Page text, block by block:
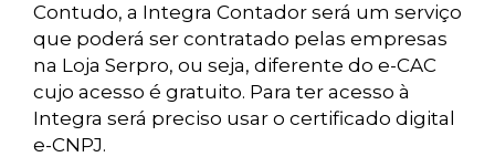
Contudo, a Integra Contador será um serviço
que poderá ser contratado pelas empresas
na Loja Serpro, ou seja, diferente do e-CAC
cujo acesso é gratuito. Para ter acesso à
Integra será preciso usar o certificado digital
e-CNPJ.